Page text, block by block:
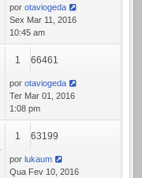
por otaviogeda
Sex Mar 11, 2016
10:45 am
1 66461
por otaviogeda
Ter Mar 01, 2016
1:08 pm
1 63199
por lukaum
Qua Fev 10, 2016